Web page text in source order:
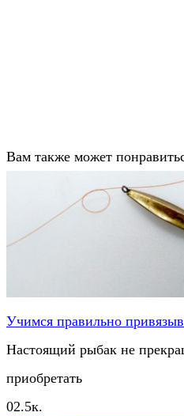
Вам также может
Учимся правильно
Настоящий рыбак не
приобретать
02.5к.